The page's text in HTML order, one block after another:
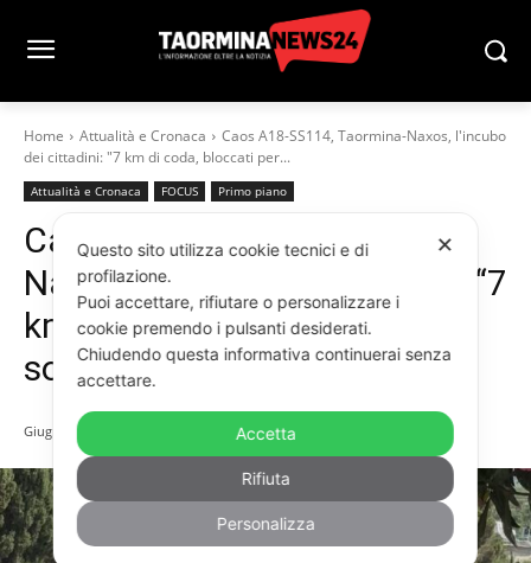
Home Attualità e Cronaca
Caos A18-SS114, Taormina-Naxos, l'incubo
dei cittadini: "7 km di coda, bloccati per...
Attualità e Cronaca FOCUS Primo piano
Caos A18-SS114, Taormina-
Naxos, l’incubo dei cittadini: “7
km di coda, bloccati per ore
sotto il sole”
Giugno 5, 2026
✕
Questo sito utilizza cookie tecnici e di
profilazione.
Puoi accettare, rifiutare o personalizzare i
cookie premendo i pulsanti desiderati.
Chiudendo questa informativa continuerai senza
accettare.
Accetta
Rifiuta
Personalizza